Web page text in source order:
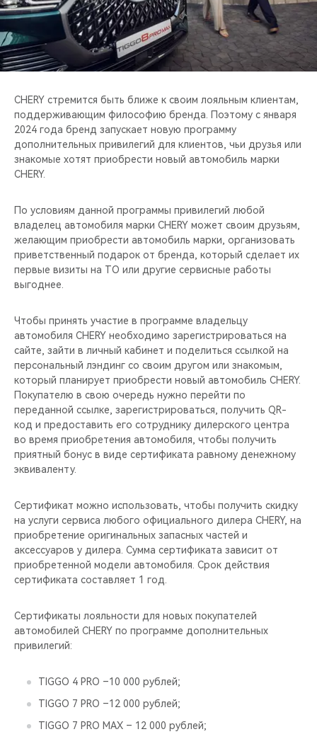
CHERY И СПОРТ
НАШИ МЕРОПРИЯТИЯ
CHERY ДЛЯ ДЕТЕЙ
CHERY стремится быть ближе к своим лояльным клиентам,
поддерживающим философию бренда. Поэтому с января
2024 года бренд запускает новую программу
дополнительных привилегий для клиентов, чьи друзья или
знакомые хотят приобрести новый автомобиль марки
CHERY.
По условиям данной программы привилегий любой
владелец автомобиля марки CHERY может своим друзьям,
желающим приобрести автомобиль марки, организовать
приветственный подарок от бренда, который сделает их
первые визиты на ТО или другие сервисные работы
выгоднее.
Чтобы принять участие в программе владельцу
автомобиля CHERY необходимо зарегистрироваться на
сайте, зайти в личный кабинет и поделиться ссылкой на
персональный лэндинг со своим другом или знакомым,
который планирует приобрести новый автомобиль CHERY.
Покупателю в свою очередь нужно перейти по
переданной ссылке, зарегистрироваться, получить QR-
код и предоставить его сотруднику дилерского центра
во время приобретения автомобиля, чтобы получить
приятный бонус в виде сертификата равному денежному
эквиваленту.
Сертификат можно использовать, чтобы получить скидку
на услуги сервиса любого официального дилера CHERY, на
приобретение оригинальных запасных частей и
аксессуаров у дилера. Сумма сертификата зависит от
приобретенной модели автомобиля. Срок действия
сертификата составляет 1 год.
Сертификаты лояльности для новых покупателей
автомобилей CHERY по программе дополнительных
привилегий:
TIGGO 4 PRO –10 000 рублей;
TIGGO 7 PRO –12 000 рублей;
TIGGO 7 PRO MAX – 12 000 рублей;